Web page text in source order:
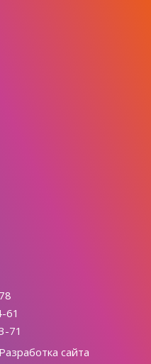
61
71
Разработка сайта